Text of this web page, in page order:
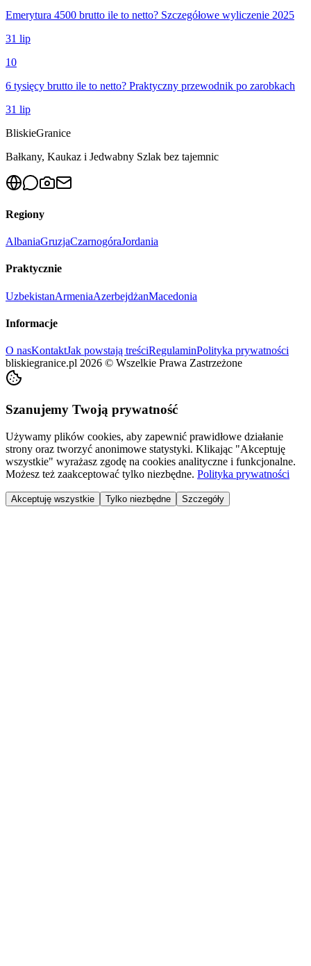
Emerytura 4500 brutto ile to netto? Szczegółowe wyliczenie 2025
31 lip
10
6 tysięcy brutto ile to netto? Praktyczny przewodnik po zarobkach
31 lip
BliskieGranice
Bałkany, Kaukaz i Jedwabny Szlak bez tajemnic
Regiony
AlbaniaGruzjaCzarnogóraJordania
Praktycznie
UzbekistanArmeniaAzerbejdżanMacedonia
Informacje
O nasKontaktJak powstają treściRegulaminPolityka prywatności
bliskiegranice.pl 2026 © Wszelkie Prawa Zastrzeżone
Szanujemy Twoją prywatność
Używamy plików cookies, aby zapewnić prawidłowe działanie
strony oraz tworzyć anonimowe statystyki. Klikając "Akceptuję
wszystkie" wyrażasz zgodę na cookies analityczne i funkcjonalne.
Możesz też zaakceptować tylko niezbędne. Polityka prywatności
Akceptuję wszystkie Tylko niezbędne Szczegóły